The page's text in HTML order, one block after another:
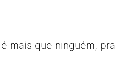
mais que ninguém,